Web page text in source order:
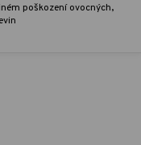
poškození ovocných,